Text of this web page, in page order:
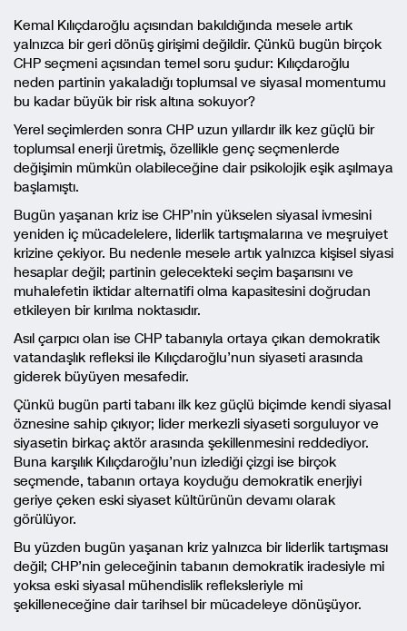
Kemal Kılıçdaroğlu açısından bakıldığında mesele artık
yalnızca bir geri dönüş girişimi değildir. Çünkü bugün birçok
CHP seçmeni açısından temel soru şudur: Kılıçdaroğlu
neden partinin yakaladığı toplumsal ve siyasal momentumu
bu kadar büyük bir risk altına sokuyor?
Yerel seçimlerden sonra CHP uzun yıllardır ilk kez güçlü bir
toplumsal enerji üretmiş, özellikle genç seçmenlerde
değişimin mümkün olabileceğine dair psikolojik eşik aşılmaya
başlamıştı.
Bugün yaşanan kriz ise CHP’nin yükselen siyasal ivmesini
yeniden iç mücadelelere, liderlik tartışmalarına ve meşruiyet
krizine çekiyor. Bu nedenle mesele artık yalnızca kişisel siyasi
hesaplar değil; partinin gelecekteki seçim başarısını ve
muhalefetin iktidar alternatifi olma kapasitesini doğrudan
etkileyen bir kırılma noktasıdır.
Asıl çarpıcı olan ise CHP tabanıyla ortaya çıkan demokratik
vatandaşlık refleksi ile Kılıçdaroğlu’nun siyaseti arasında
giderek büyüyen mesafedir.
Çünkü bugün parti tabanı ilk kez güçlü biçimde kendi siyasal
öznesine sahip çıkıyor; lider merkezli siyaseti sorguluyor ve
siyasetin birkaç aktör arasında şekillenmesini reddediyor.
Buna karşılık Kılıçdaroğlu’nun izlediği çizgi ise birçok
seçmende, tabanın ortaya koyduğu demokratik enerjiyi
geriye çeken eski siyaset kültürünün devamı olarak
görülüyor.
Bu yüzden bugün yaşanan kriz yalnızca bir liderlik tartışması
değil; CHP’nin geleceğinin tabanın demokratik iradesiyle mi
yoksa eski siyasal mühendislik refleksleriyle mi
şekilleneceğine dair tarihsel bir mücadeleye dönüşüyor.